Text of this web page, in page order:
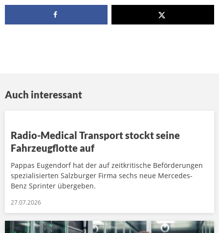
Auch interessant
Radio-Medical Transport stockt seine
Fahrzeugflotte auf
Pappas Eugendorf hat der auf zeitkritische Beförderungen
spezialisierten Salzburger Firma sechs neue Mercedes-
Benz Sprinter übergeben.
27.07.2026